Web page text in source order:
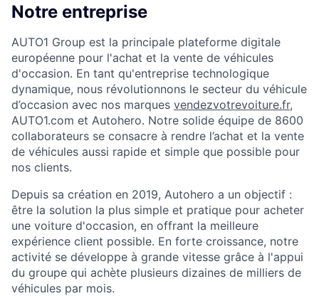
Notre entreprise
AUTO1 Group est la principale plateforme digitale
européenne pour l'achat et la vente de véhicules
d'occasion. En tant qu'entreprise technologique
dynamique, nous révolutionnons le secteur du véhicule
d’occasion avec nos marques vendezvotrevoiture.fr,
AUTO1.com et Autohero. Notre solide équipe de 8600
collaborateurs se consacre à rendre l’achat et la vente
de véhicules aussi rapide et simple que possible pour
nos clients.
Depuis sa création en 2019, Autohero a un objectif :
être la solution la plus simple et pratique pour acheter
une voiture d'occasion, en offrant la meilleure
expérience client possible. En forte croissance, notre
activité se développe à grande vitesse grâce à l'appui
du groupe qui achète plusieurs dizaines de milliers de
véhicules par mois.